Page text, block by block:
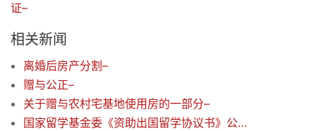
证–
相关新闻
离婚后房产分割–
赠与公正–
关于赠与农村宅基地使用房的一部分–
国家留学基金委《资助出国留学协议书》公正咨询